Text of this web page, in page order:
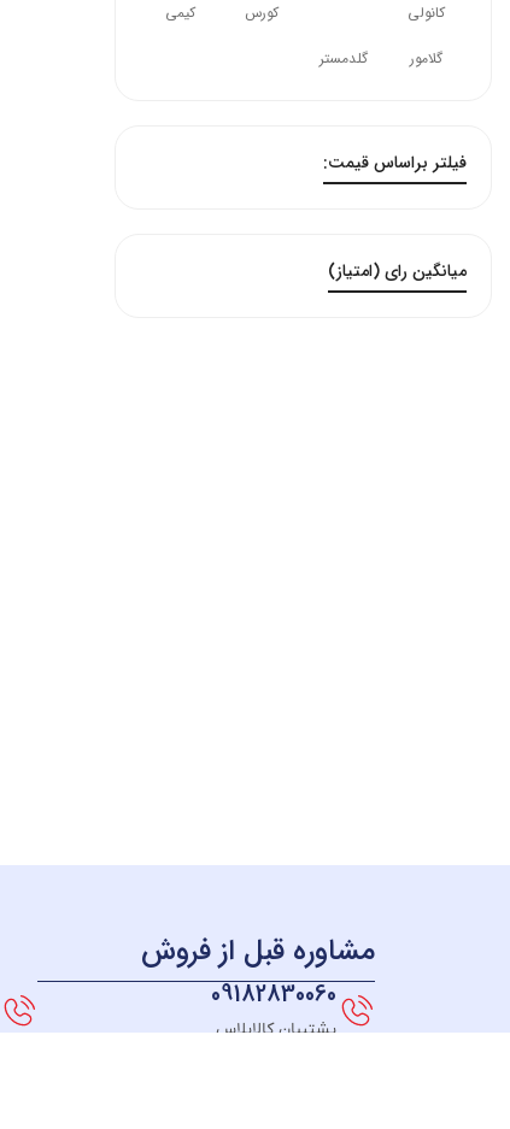
کانولی کورس
کیمی
گلامور
گلدمستر
فیلتر براساس قیمت:
میانگین رای (امتیاز)
مشاوره قبل از فروش
09182830060
پشتیبان کالاپلاس